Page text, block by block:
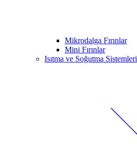
Mikrodalga Fırınlar
Mini Fırınlar
Isıtma ve Soğutma Sistemleri